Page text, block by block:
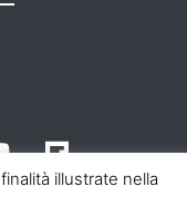
illustrate nella